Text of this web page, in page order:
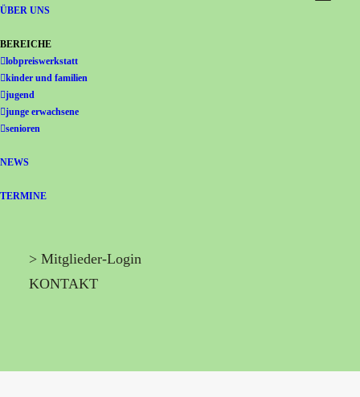
Gemeinschaft Immanuel
ÜBER UNS
BEREICHE
lobpreiswerkstatt
kinder und familien
jugend
junge erwachsene
senioren
NEWS
TERMINE
> Mitglieder-Login
KONTAKT